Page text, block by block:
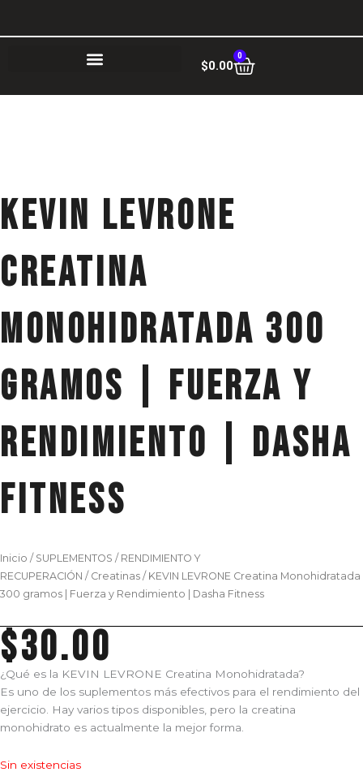
$0.00
0
Cart
KEVIN LEVRONE
Creatina
Monohidratada 300
gramos | Fuerza y
Rendimiento | Dasha
Fitness
Inicio / SUPLEMENTOS / RENDIMIENTO Y
RECUPERACIÓN / Creatinas / KEVIN LEVRONE Creatina Monohidratada
300 gramos | Fuerza y Rendimiento | Dasha Fitness
$30.00
¿Qué es la KEVIN LEVRONE Creatina Monohidratada?
Es uno de los suplementos más efectivos para el rendimiento del
ejercicio. Hay varios tipos disponibles, pero la creatina
monohidrato es actualmente la mejor forma.
Sin existencias